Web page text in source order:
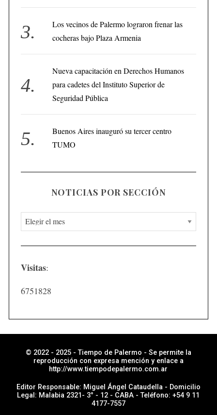
Los vecinos de Palermo lograron frenar las
cocheras bajo Plaza Armenia
Nueva capacitación en Derechos Humanos
para cadetes del Instituto Superior de
Seguridad Pública
Buenos Aires inauguró su tercer centro
TUMO
NOTICIAS POR SECCIÓN
N
o
t
c
i
e
c
Visitas:
6751828
© 2022 - 2025 - Tiempo de Palermo - Se permite la
reproducción con expresa mención y enlace a
http://www.tiempodepalermo.com.ar
Editor Responsable: Miguel Ángel Cataudella - Domicilio
Legal: Malabia 2321- 3° - 12 - CABA - Teléfono: +54 9 11
4177-7557